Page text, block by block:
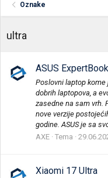
Oznake
ultra
ASUS
Poslovni laptop
dobrih laptopova, a
zasedne na sam vrh.
nove verzije
godine. ASUS je sa
AXE Tema
Xiaomi 17 Ultra